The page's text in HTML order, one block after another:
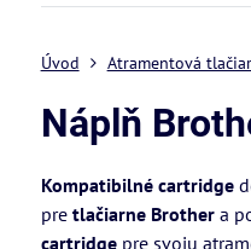
Úvod Atramentová
Náplň
Kompatibilné cartridge
pre tlačiarne Brothera
cartridgepre svoju